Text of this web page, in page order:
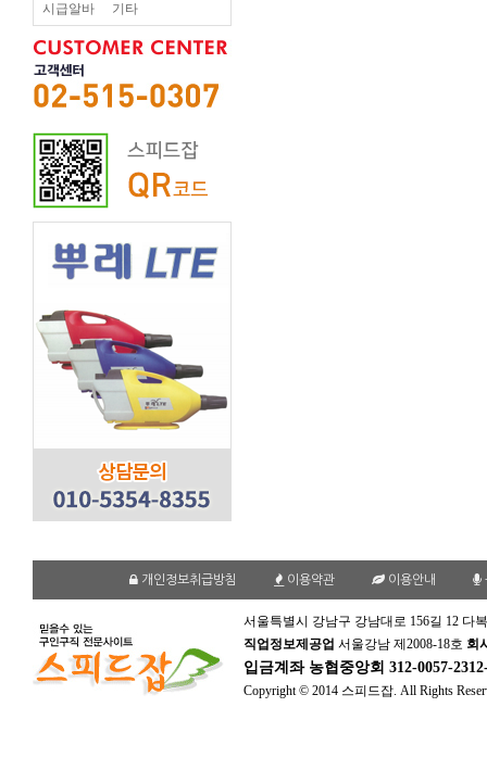
시급알바 기타
개인정보취급방침 이용약관 이용안내
서울특별시 강남구 강남대로 156길 12 다
직업정보제공업 서울강남 제2008-18호 회
입금계좌 농협중앙회 312-0057-
Copyright © 2014 스피드잡. All Rights